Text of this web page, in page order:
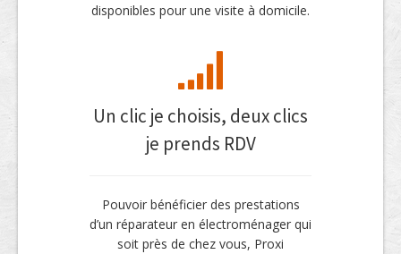
disponibles pour une visite à domicile.
Un clic je choisis, deux clics
je prends RDV
Pouvoir bénéficier des prestations
d’un réparateur en électroménager qui
soit près de chez vous, Proxi